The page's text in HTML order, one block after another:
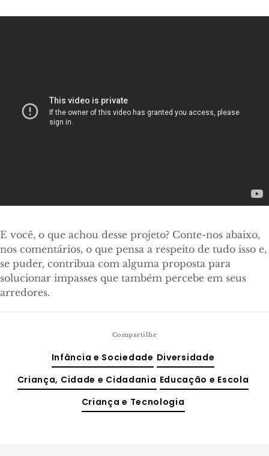
E você, o que achou desse projeto? Conte-nos abaixo,
nos comentários, o que pensa a respeito de tudo isso e,
se puder, contribua com alguma proposta para
solucionar impasses que também percebe em seus
arredores.
Compartilhe
Infância e Sociedade Diversidade
Criança, Cidade e Cidadania Educação e Escola
Criança e Tecnologia